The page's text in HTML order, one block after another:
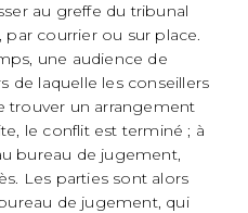
au greffe du tribunal
courrier ou sur place.
une audience de
de laquelle les conseillers
trouver un arrangement
le conflit est terminé ; à
bureau de jugement,
Les parties sont alors
de jugement, qui